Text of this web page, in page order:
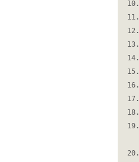
10.
11.
12.
13.
14.
15.
16.
17.
18.
19.
20.